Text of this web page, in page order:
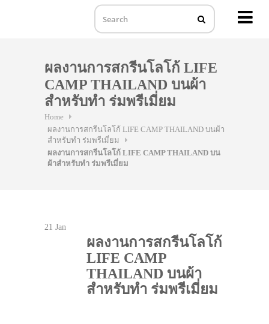
ผลงานการสกรีนโลโก้ LIFE
CAMP THAILAND บนผ้า
สำหรับทำ ร่มพรีเมี่ยม
Home
ผลงานการสกรีนโลโก้ LIFE CAMP THAILAND บนผ้า
สำหรับทำ ร่มพรีเมี่ยม
ผลงานการสกรีนโลโก้ LIFE CAMP THAILAND บน
ผ้าสำหรับทำ ร่มพรีเมี่ยม
21 Jan
ผลงานการสกรีนโลโก้
LIFE CAMP
THAILAND บนผ้า
สำหรับทำ ร่มพรีเมี่ยม